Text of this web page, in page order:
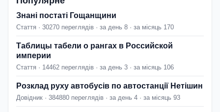
Знані постаті Гощанщини
Стаття · 30270 переглядів · за день 8 · за місяць 170
Таблицы табели о рангах в Российской
империи
Стаття · 14462 переглядів · за день 3 · за місяць 106
Розклад руху автобусів по автостанції Нетішин
Довідник · 384880 переглядів · за день 4 · за місяць 93